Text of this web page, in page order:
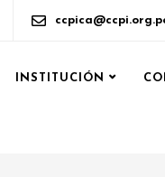
INSTITUCIÓN